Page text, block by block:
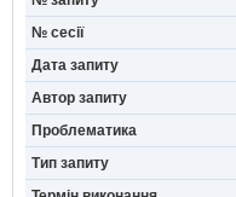
№ сесії
Дата запиту
Автор запиту
Проблематика
Тип запиту